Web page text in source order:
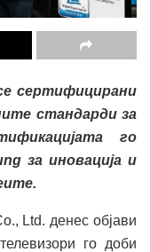
сертифицирани
стандарди за
го
за иновација и
Ltd. денес објави
го доби